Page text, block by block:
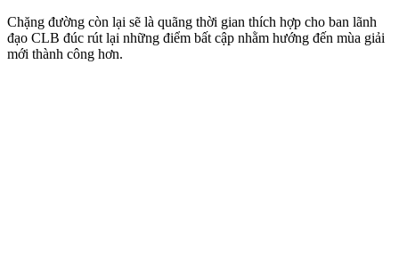
Chặng đường còn lại sẽ là quãng thời gian thích hợp cho ban lãnh
đạo CLB đúc rút lại những điểm bất cập nhằm hướng đến mùa giải
mới thành công hơn.